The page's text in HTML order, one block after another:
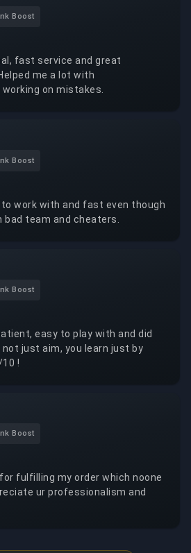
Boost
fast service and great
me a lot with
on mistakes.
Boost
work with and fast even though
bad team and cheaters.
Boost
easy to play with and did
just aim, you learn just by
!
Boost
fulfilling my order which noone
ur professionalism and